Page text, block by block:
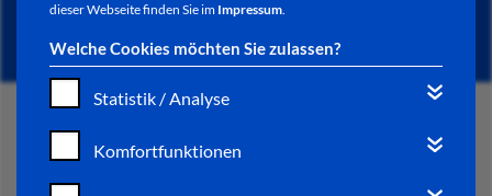
dieser Webseite finden Sie im Impressum.
Welche Cookies möchten Sie zulassen?
Statistik / Analyse
Komfortfunktionen
START